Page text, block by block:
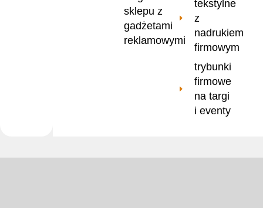
tekstylne
z
nadrukiem
firmowym
trybunki
firmowe
na targi
i eventy
sklepu z
gadżetami
reklamowymi